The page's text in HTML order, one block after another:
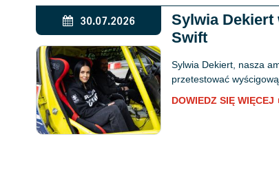
30.07.2026
Sylwia Dekiert
Swift
Sylwia Dekiert, nasza
przetestować
DOWIEDZ SIĘ WIĘCEJ